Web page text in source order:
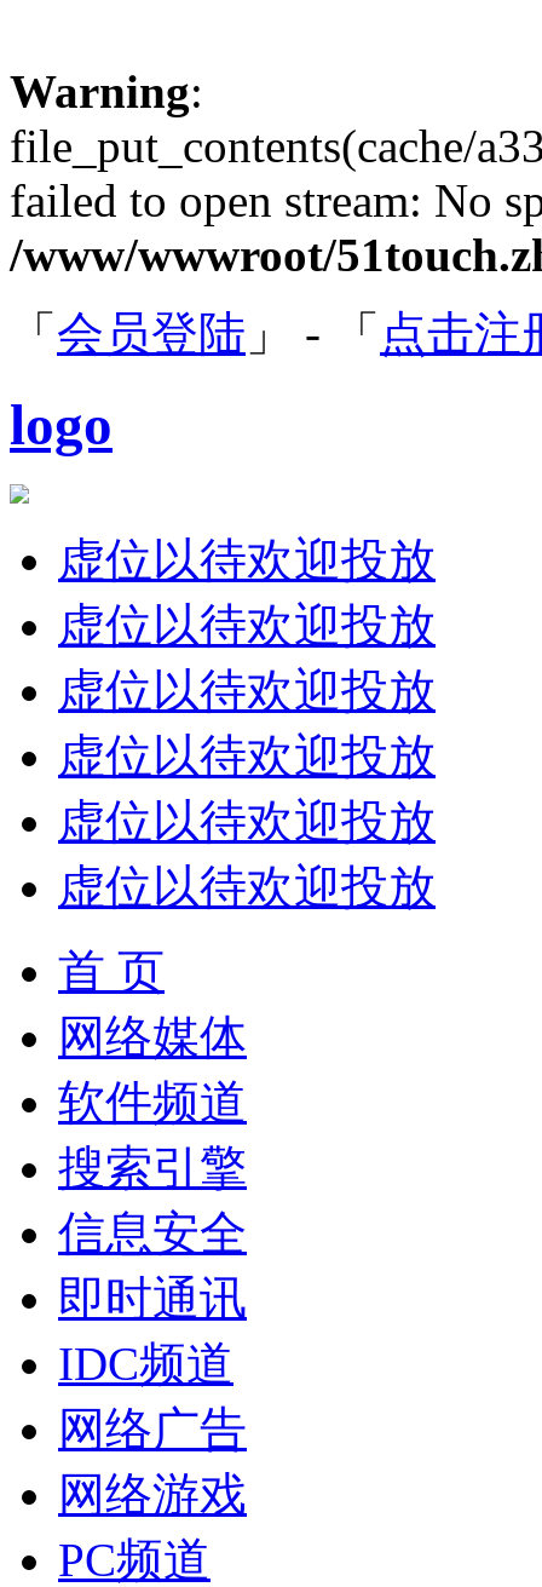
Warning:
file_put_contents(cache/
failed to open stream: No
/www/wwwroot/
「 会员登陆 」 - 「 点击注
logo
虚位以待欢迎投放
虚位以待欢迎投放
虚位以待欢迎投放
虚位以待欢迎投放
虚位以待欢迎投放
虚位以待欢迎投放
首 页
网络媒体
软件频道
搜索引擎
信息安全
即时通讯
IDC频道
网络广告
网络游戏
PC频道